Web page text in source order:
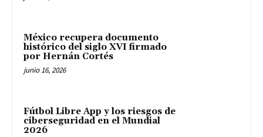
México recupera documento
histórico del siglo XVI firmado
por Hernán Cortés
junio 16, 2026
Fútbol Libre App y los riesgos de
ciberseguridad en el Mundial
2026